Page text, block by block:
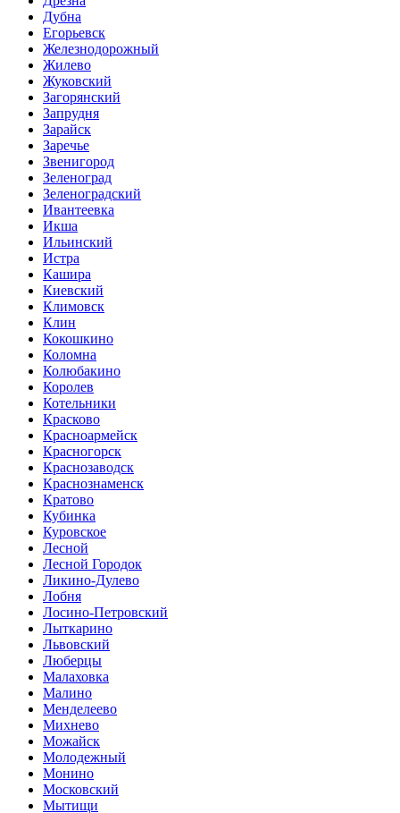
Дубна
Егорьевск
Железнодорожный
Жилево
Жуковский
Загорянский
Запрудня
Зарайск
Заречье
Звенигород
Зеленоград
Зеленоградский
Ивантеевка
Икша
Ильинский
Истра
Кашира
Киевский
Климовск
Клин
Кокошкино
Коломна
Колюбакино
Королев
Котельники
Красково
Красноармейск
Красногорск
Краснозаводск
Краснознаменск
Кратово
Кубинка
Куровское
Лесной
Лесной Городок
Ликино-Дулево
Лобня
Лосино-Петровский
Лыткарино
Львовский
Люберцы
Малаховка
Малино
Менделеево
Михнево
Можайск
Молодежный
Монино
Московский
Мытищи